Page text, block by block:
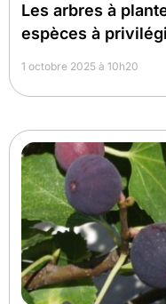
Les arbres à
espèces à
1 octobre 2025 à 10h20